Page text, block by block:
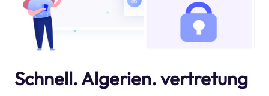
Schnell. Algerien. vertretung